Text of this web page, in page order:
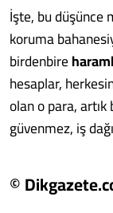
İşte, bu düşünce
koruma
birdenbire
hesaplar,
olan o para, artık
güvenmez, iş
©